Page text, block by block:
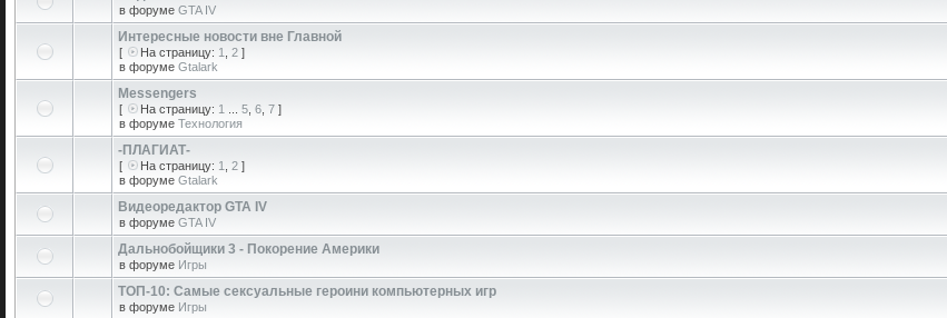
в форуме GTA IV
Интересные новости вне Главной
[ На страницу: 1 2 ]
в форуме Gtalark
Messengers
[ На страницу: 1 5 6 7 ]
в форуме Технология
-ПЛАГИАТ-
[ На страницу: 1 2 ]
в форуме Gtalark
Видеоредактор GTA IV
в форуме GTA IV
Дальнобойщики 3 - Покорение Америки
в форуме Игры
ТОП-10: Самые сексуальные героини компьютерных игр
в форуме Игры